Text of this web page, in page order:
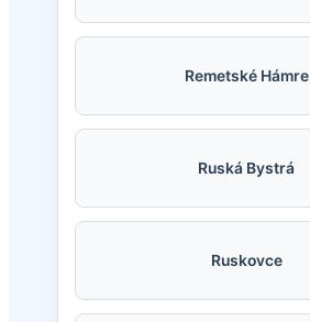
Remetské Hámre
Ruská Bystrá
Ruskovce